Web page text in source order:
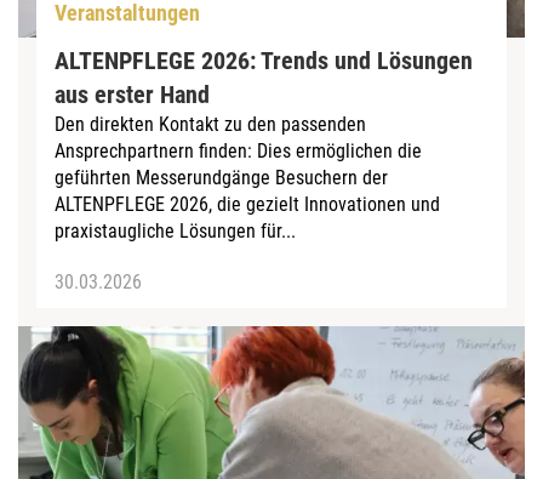
Veranstaltungen
ALTENPFLEGE 2026: Trends und Lösungen
aus erster Hand
Den direkten Kontakt zu den passenden
Ansprechpartnern finden: Dies ermöglichen die
geführten Messerundgänge Besuchern der
ALTENPFLEGE 2026, die gezielt Innovationen und
praxistaugliche Lösungen für...
30.03.2026